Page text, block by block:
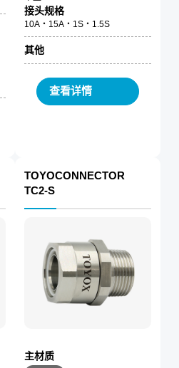
接头规格
10A・15A・1S・1.5S
其他
查看详情
TOYOCONNECTOR
TC2-S
主材质